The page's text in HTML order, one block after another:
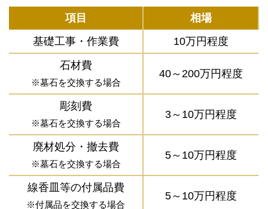
項目
相場
基礎工事・作業費
10万円程度
石材費
※墓石を交換する場合
40～200万円程度
彫刻費
※墓石を交換する場合
3～10万円程度
廃材処分・撤去費
※墓石を交換する場合
5～10万円程度
線香皿等の付属品費
※付属品を交換する場合
5～10万円程度